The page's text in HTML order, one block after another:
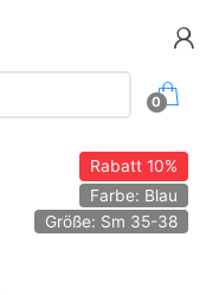
0
Rabatt10%
Farbe: Blau
Größe: Sm 35-38